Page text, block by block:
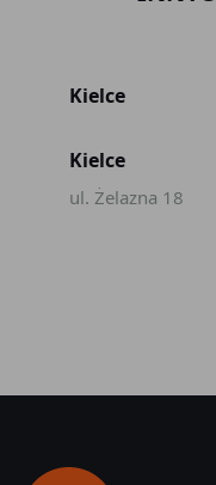
Kielce
Kielce
ul. Żelazna 18